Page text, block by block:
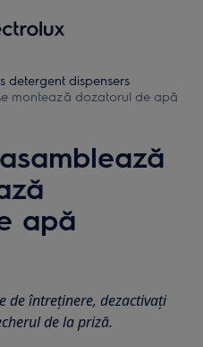
detergent dispensers
montează dozatorul de apă
apă
de întreținere, dezactivați
de la priză.